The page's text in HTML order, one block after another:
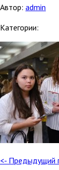
Автор: admin
Категории:
<- Предыдущий